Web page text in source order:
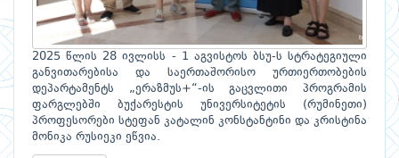
2025 წლის 28 ივლისს - 1 აგვისტოს ბსუ-ს სტრატეგიული
განვითარებისა და საერთაშორისო ურთიერთობების
დეპარტამენტს „ერაზმუს+“-ის გაცვლითი პროგრამის
ფარგლებში ბუქარესტის უნივერსიტეტის (რუმინეთი)
პროფესორები სტეფან კატალინ კონსტანტინი და კრისტინა
მონიკა რუსიეკი ეწვია.